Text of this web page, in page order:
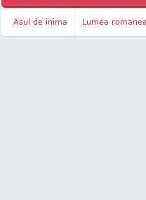
Asul de inima Lumea